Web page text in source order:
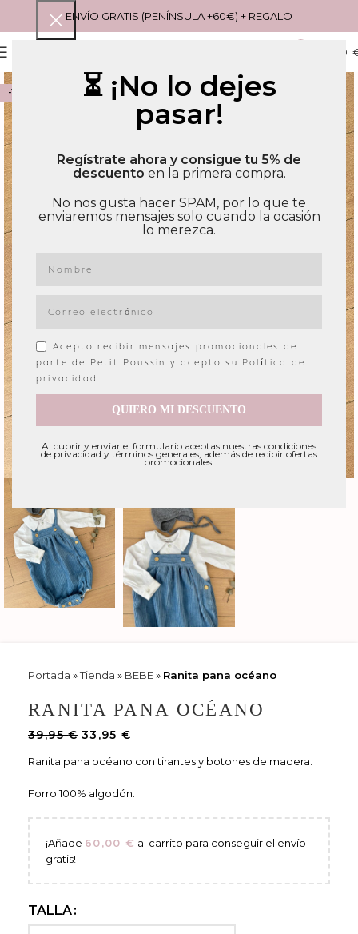
⏳ ¡No lo dejes
pasar!
Regístrate ahora y consigue tu 5% de
descuento en la primera compra.
No nos gusta hacer SPAM, por lo que te
enviaremos mensajes solo cuando la ocasión
lo merezca.
Acepto recibir mensajes promocionales de
parte de Petit Poussin y acepto su Política de
privacidad .
QUIERO MI DESCUENTO
Al cubrir y enviar el formulario aceptas nuestras condiciones
de privacidad y términos generales, además de recibir ofertas
promocionales.
ENVÍO GRATIS (PENÍNSULA +60€) + REGALO
0,00
-15%
Portada »Tienda » BEBE» Ranita pana océano
RANITA PANA OCÉANO
39,95€ 33,95€
Ranita pana océano con tirantes y botones de madera.
Forro 100% algodón.
¡Añade 60,00 € al carrito para conseguir el envío
gratis!
TALLA